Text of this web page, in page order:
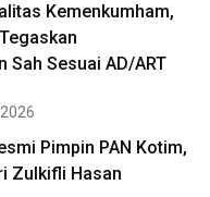
Kemenkumham,
Sah Sesuai AD/ART
Pimpin PAN Kotim,
Zulkifli Hasan